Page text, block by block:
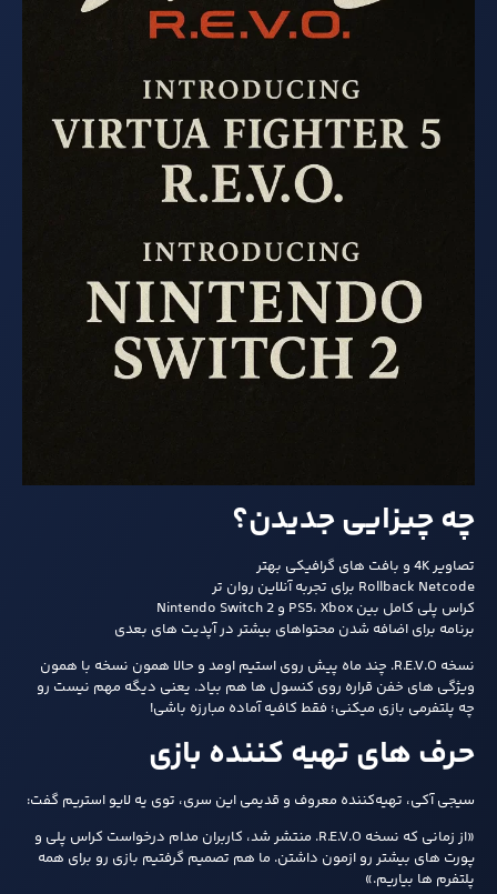
چه چیزایی جدیدن؟
تصاویر 4K و بافت‌ های گرافیکی بهتر
Rollback Netcode برای تجربه آنلاین روان‌ تر
کراس‌ پلی کامل بین PS5، Xbox و Nintendo Switch 2
برنامه برای اضافه شدن محتواهای بیشتر در آپدیت‌ های بعدی
نسخه R.E.V.O. چند ماه پیش روی استیم اومد و حالا همون نسخه با همون
ویژگی‌ های خفن قراره روی کنسول‌ ها هم بیاد. یعنی دیگه مهم نیست رو
چه پلتفرمی بازی میکنی؛ فقط کافیه آماده مبارزه باشی!
حرف‌ های تهیه‌ کننده بازی
سیجی آکی، تهیه‌کننده معروف و قدیمی این سری، توی یه لایو استریم گفت:
«از زمانی که نسخه R.E.V.O. منتشر شد، کاربران مدام درخواست کراس‌ پلی و
پورت‌ های بیشتر رو ازمون داشتن. ما هم تصمیم گرفتیم بازی رو برای همه
پلتفرم‌ ها بیاریم.»